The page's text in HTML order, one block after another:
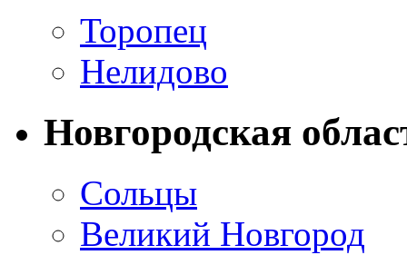
Торопец
Нелидово
Новгородская
Сольцы
Великий Новгород